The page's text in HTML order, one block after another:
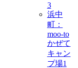
3
浜中
町：
moo-to
かぜて
キャン
プ場1